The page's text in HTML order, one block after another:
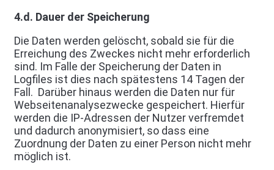
4.d. Dauer der Speicherung
Die Daten werden gelöscht, sobald sie für die
Erreichung des Zweckes nicht mehr erforderlich
sind. Im Falle der Speicherung der Daten in
Logfiles ist dies nach spätestens 14 Tagen der
Fall. Darüber hinaus werden die Daten nur für
Webseitenanalysezwecke gespeichert. Hierfür
werden die IP-Adressen der Nutzer verfremdet
und dadurch anonymisiert, so dass eine
Zuordnung der Daten zu einer Person nicht mehr
möglich ist.